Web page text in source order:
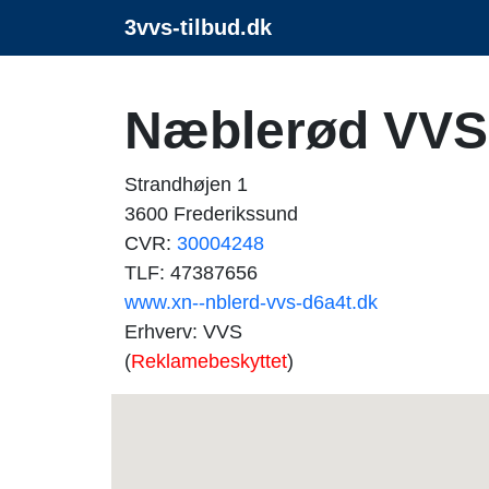
3vvs-tilbud.dk
Næblerød
Strandhøjen 1
3600 Frederikssund
CVR: 30004248
TLF: 47387656
www.xn--nblerd-vvs-d6a4t.dk
Erhverv: VVS
(Reklamebeskyttet)